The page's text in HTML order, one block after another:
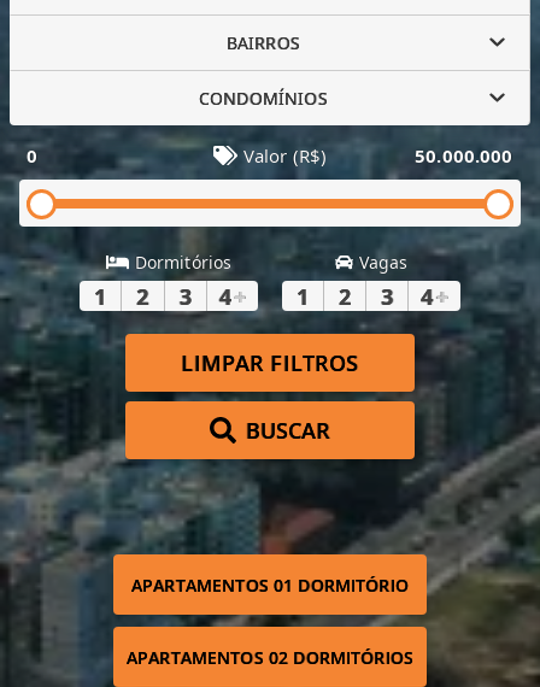
BAIRROS
CONDOMÍNIOS
0 Valor (R$) 50.000.000
Dormitórios
1 2 3 4+
Vagas
1 2 3 4+
LIMPAR FILTROS
BUSCAR
APARTAMENTOS 01 DORMITÓRIO
APARTAMENTOS 02 DORMITÓRIOS